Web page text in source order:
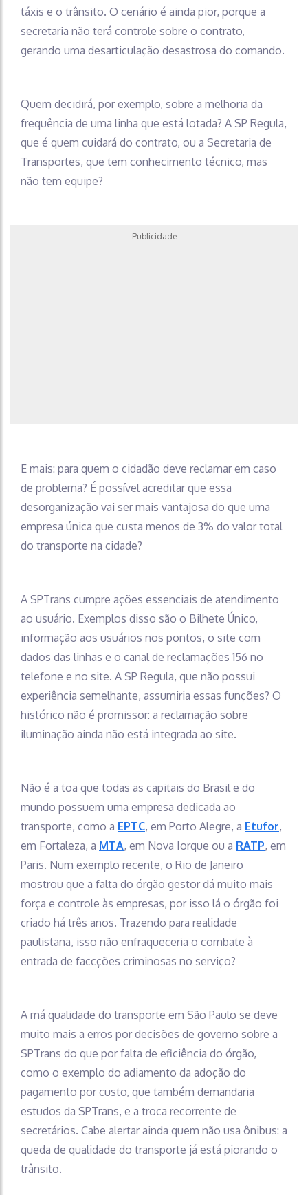
táxis e o trânsito. O cenário é ainda pior, porque a
secretaria não terá controle sobre o contrato,
gerando uma desarticulação desastrosa do comando.
Quem decidirá, por exemplo, sobre a melhoria da
frequência de uma linha que está lotada? A SP Regula,
que é quem cuidará do contrato, ou a Secretaria de
Transportes, que tem conhecimento técnico, mas
não tem equipe?
Publicidade
E mais: para quem o cidadão deve reclamar em caso
de problema? É possível acreditar que essa
desorganização vai ser mais vantajosa do que uma
empresa única que custa menos de 3% do valor total
do transporte na cidade?
A SPTrans cumpre ações essenciais de atendimento
ao usuário. Exemplos disso são o Bilhete Único,
informação aos usuários nos pontos, o site com
dados das linhas e o canal de reclamações 156 no
telefone e no site. A SP Regula, que não possui
experiência semelhante, assumiria essas funções? O
histórico não é promissor: a reclamação sobre
iluminação ainda não está integrada ao site.
Não é a toa que todas as capitais do Brasil e do
mundo possuem uma empresa dedicada ao
transporte, como a EPTC, em Porto Alegre, a Etufor,
em Fortaleza, a MTA, em Nova Iorque ou a RATP, em
Paris. Num exemplo recente, o Rio de Janeiro
mostrou que a falta do órgão gestor dá muito mais
força e controle às empresas, por isso lá o órgão foi
criado há três anos. Trazendo para realidade
paulistana, isso não enfraqueceria o combate à
entrada de faccções criminosas no serviço?
A má qualidade do transporte em São Paulo se deve
muito mais a erros por decisões de governo sobre a
SPTrans do que por falta de eficiência do órgão,
como o exemplo do adiamento da adoção do
pagamento por custo, que também demandaria
estudos da SPTrans, e a troca recorrente de
secretários. Cabe alertar ainda quem não usa ônibus: a
queda de qualidade do transporte já está piorando o
trânsito.